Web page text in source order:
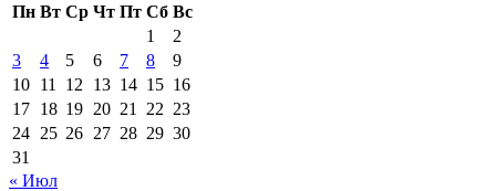
Пн Вт Ср Чт Пт Сб Вс
1
2
3
4 5 6 7 8
9
10 11 12 13 14 15 16
17 18 19 20 21 22 23
24 25 26 27 28 29 30
31
« Июл